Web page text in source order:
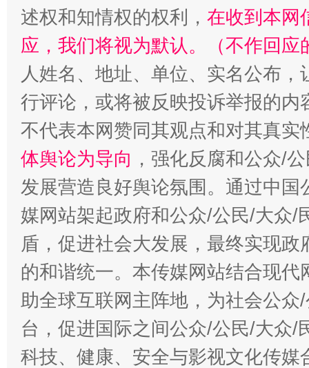
招工难、用工荒背后
述权和知情权的权利， 在收到本网
应，我们将视为默认。（不作回应
人姓名、地址、单位、实名公布
行评论，或将被反映投诉举报的
不代表本网赞同其观点和对其真实
体舆论为导向 ，强化反腐和公众/
发展营造良好舆论氛围。通过中
媒网站架起政府和公众/公民/大众/
盾，促进社会大发展，最终实现
的和谐统一。本传媒网站结合现
助全球互联网主阵地，为社会公
台，促进国际之间公众/公民/大众/
科技、健康、安全与影视文化传